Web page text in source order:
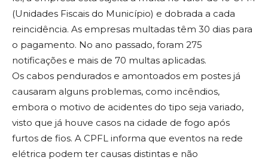
(Unidades Fiscais do Município) e dobrada a cada
reincidência. As empresas multadas têm 30 dias para
o pagamento. No ano passado, foram 275
notificações e mais de 70 multas aplicadas.
Os cabos pendurados e amontoados em postes já
causaram alguns problemas, como incêndios,
embora o motivo de acidentes do tipo seja variado,
visto que já houve casos na cidade de fogo após
furtos de fios. A CPFL informa que eventos na rede
elétrica podem ter causas distintas e não